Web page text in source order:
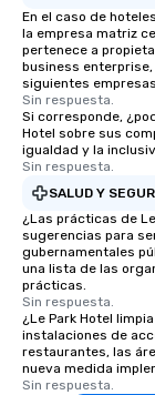
En el caso de
la empresa matriz
pertenece a
business enterprise,
siguientes
Sin respuesta.
Si corresponde,
Hotel sobre sus
igualdad y la
Sin respuesta.
SALUD Y
¿Las prácticas de
sugerencias para
gubernamentales
una lista de las
prácticas.
Sin respuesta.
¿Le Park Hotel
instalaciones de
restaurantes, las
nueva medida
Sin respuesta.